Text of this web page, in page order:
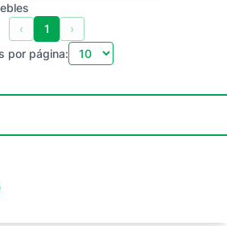
‹
1
›
por página: